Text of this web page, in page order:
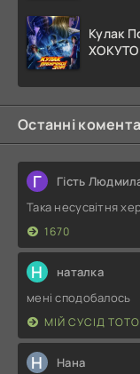
Кулак
ХОКУТО
Останні
Г Гість
Така несусвітня
1670
Н наталка
мені сподобалось
МІЙ СУСІД
Н Нана